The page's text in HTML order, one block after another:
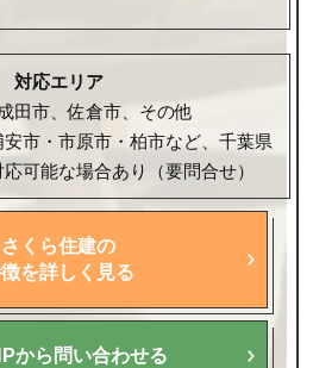
対応エリア
田市、佐倉市、その他
市・市原市・柏市など、千葉県
可能な場合あり（要問合せ）
さくら住建の
を詳しく見る
から問い合わせる